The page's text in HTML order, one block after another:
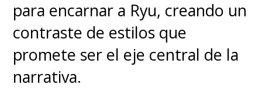
para encarnar a Ryu, creando un
contraste de estilos que
promete ser el eje central de la
narrativa.